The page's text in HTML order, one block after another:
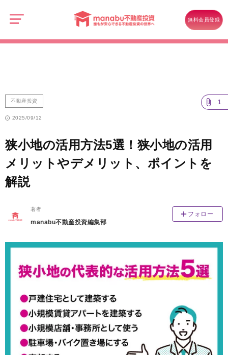
無料会員登録
狭小地の活用方法5選！狭小地の活用メリットやデメリット、ポイントを
不動産投資 1
2025/09/12
狭小地の活用方法5選！狭小地の活用
メリットやデメリット、ポイントを
解説
著者
manabu不動産投資編集部
フォロー